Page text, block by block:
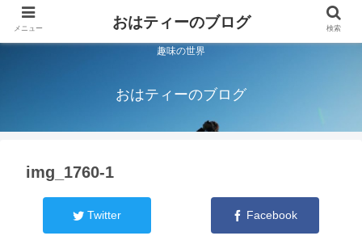
趣味の世界
おはティーのブログ
img_1760-1
Twitter Facebook
メニュー おはティーのブログ 検索